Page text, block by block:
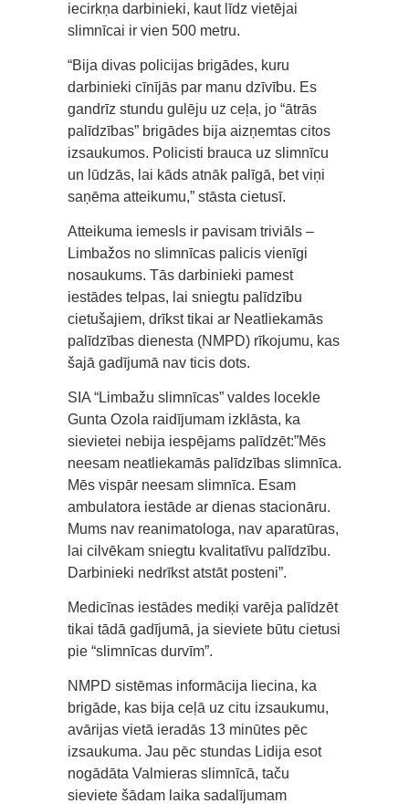
iecirkņa darbinieki, kaut līdz vietējai
slimnīcai ir vien 500 metru.
“Bija divas policijas brigādes, kuru
darbinieki cīnījās par manu dzīvību. Es
gandrīz stundu gulēju uz ceļa, jo “ātrās
palīdzības” brigādes bija aizņemtas citos
izsaukumos. Policisti brauca uz slimnīcu
un lūdzās, lai kāds atnāk palīgā, bet viņi
saņēma atteikumu,” stāsta cietusī.
Atteikuma iemesls ir pavisam triviāls –
Limbažos no slimnīcas palicis vienīgi
nosaukums. Tās darbinieki pamest
iestādes telpas, lai sniegtu palīdzību
cietušajiem, drīkst tikai ar Neatliekamās
palīdzības dienesta (NMPD) rīkojumu, kas
šajā gadījumā nav ticis dots.
SIA “Limbažu slimnīcas” valdes locekle
Gunta Ozola raidījumam izklāsta, ka
sievietei nebija iespējams palīdzēt:”Mēs
neesam neatliekamās palīdzības slimnīca.
Mēs vispār neesam slimnīca. Esam
ambulatora iestāde ar dienas stacionāru.
Mums nav reanimatologa, nav aparatūras,
lai cilvēkam sniegtu kvalitatīvu palīdzību.
Darbinieki nedrīkst atstāt posteni”.
Medicīnas iestādes mediķi varēja palīdzēt
tikai tādā gadījumā, ja sieviete būtu cietusi
pie “slimnīcas durvīm”.
NMPD sistēmas informācija liecina, ka
brigāde, kas bija ceļā uz citu izsaukumu,
avārijas vietā ieradās 13 minūtes pēc
izsaukuma. Jau pēc stundas Lidija esot
nogādāta Valmieras slimnīcā, taču
sieviete šādam laika sadalījumam